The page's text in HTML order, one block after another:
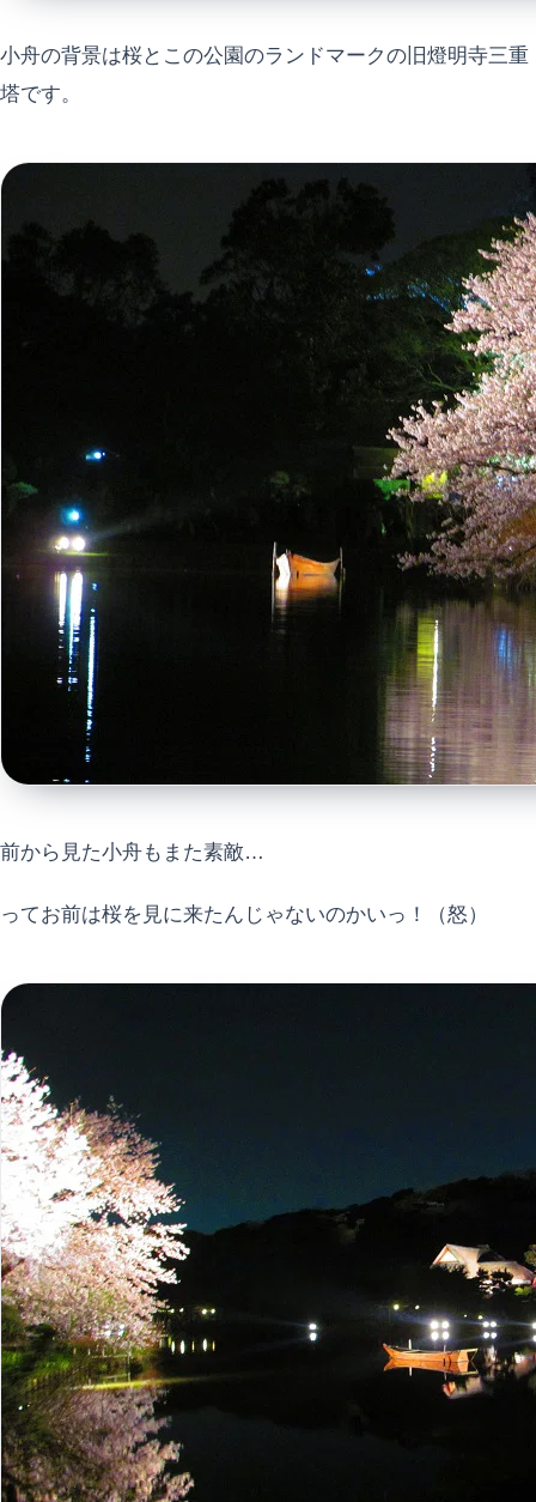
小舟の背景は桜とこの公園のランドマークの旧燈明寺三重
塔です。
前から見た小舟もまた素敵…
ってお前は桜を見に来たんじゃないのかいっ！（怒）